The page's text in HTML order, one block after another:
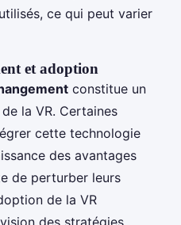
ce qui peut varier
et adoption
constitue un
la VR. Certaines
cette technologie
des avantages
de perturber leurs
de la VR
des stratégies